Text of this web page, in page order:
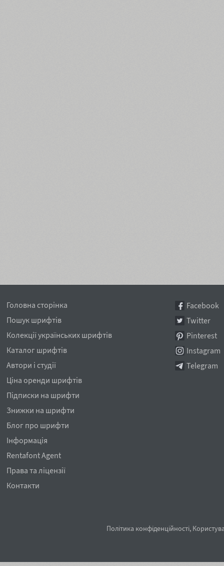
Головна сторінка
Пошук шрифтів
Колекції українських шрифтів
Каталог шрифтів
Автори і студії
Ціна оренди шрифтів
Підписки на шрифти
Знижки на шрифти
Блог про шрифти
Інформація
Rentafont Agent
Права та ліцензії
Контакти
Facebook
Twitter
Pinterest
Instagram
Telegram
Політика конфіденційності,